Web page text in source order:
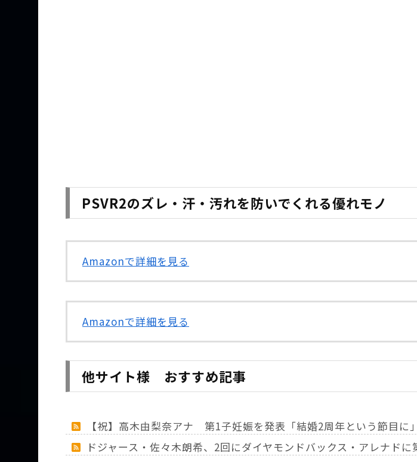
PSVR2のズレ・汗・汚れを防いでくれる優れモノ
Amazonで詳細を見る
Amazonで詳細を見る
他サイト様 おすすめ記事
【祝】高木由梨奈アナ 第1子妊娠を発表「結婚2周年という節目に
ドジャース・佐々木朗希、2回にダイヤモンドバックス・アレナド